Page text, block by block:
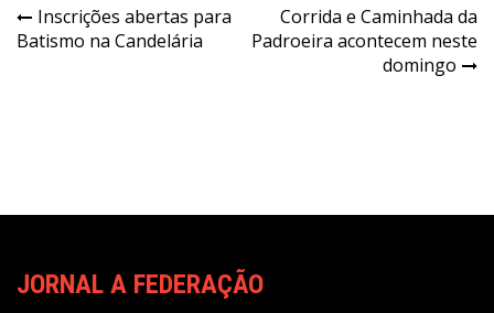
Navegação
de
Inscrições abertas para
Batismo na Candelária
Corrida e Caminhada da
Padroeira acontecem neste
domingo
JORNAL A FEDERAÇÃO